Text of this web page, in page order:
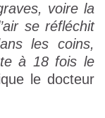
voire la
se réfléchit
les coins,
à 18 fois le
le docteur